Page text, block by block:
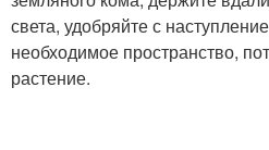
света, удобряйте с
необходимое пространство,
растение.